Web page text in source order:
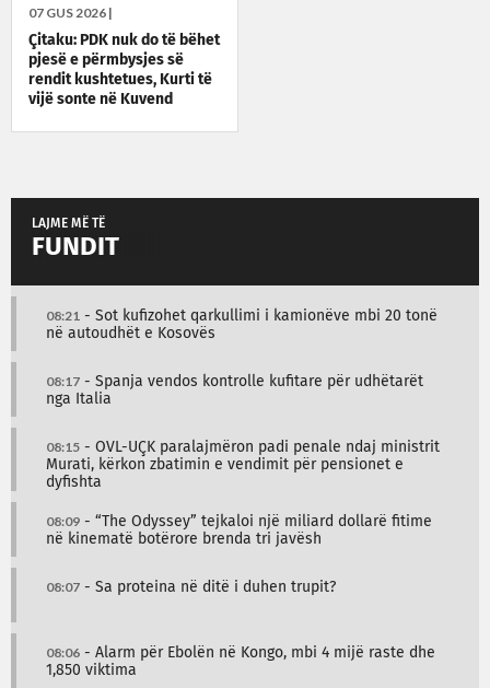
07 GUS 2026 |
Çitaku: PDK nuk do të bëhet
pjesë e përmbysjes së
rendit kushtetues, Kurti të
vijë sonte në Kuvend
LAJME MË TË
FUNDIT
08:21 - Sot kufizohet qarkullimi i kamionëve mbi 20 tonë
në autoudhët e Kosovës
08:17 - Spanja vendos kontrolle kufitare për udhëtarët
nga Italia
08:15 - OVL-UÇK paralajmëron padi penale ndaj ministrit
Murati, kërkon zbatimin e vendimit për pensionet e
dyfishta
08:09 - “The Odyssey” tejkaloi një miliard dollarë fitime
në kinematë botërore brenda tri javësh
08:07 - Sa proteina në ditë i duhen trupit?
08:06 - Alarm për Ebolën në Kongo, mbi 4 mijë raste dhe
1,850 viktima